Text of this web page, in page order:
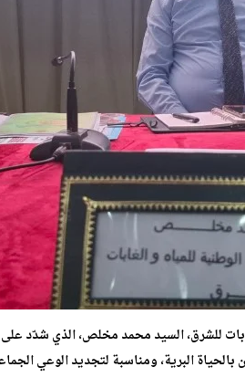
للشرق، السيد محمد مخلص، الذي شدّد
البرية، ومناسبة لتجديد الوعي